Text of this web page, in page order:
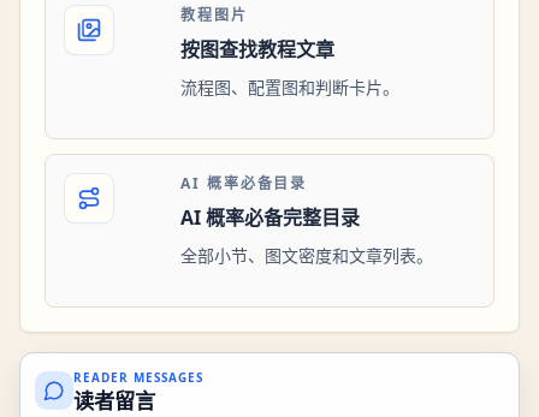
教程图片
按图查找教程文章
流程图、配置图和判断卡片。
AI 概率必备目录
AI 概率必备完整目录
全部小节、图文密度和文章列表。
READER MESSAGES
读者留言